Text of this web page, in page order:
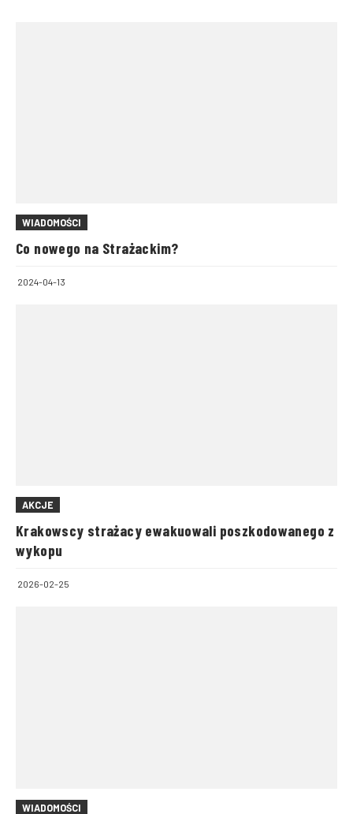
WIADOMOŚCI
Co nowego na Strażackim?
2024-04-13
AKCJE
Krakowscy strażacy ewakuowali poszkodowanego z
wykopu
2026-02-25
WIADOMOŚCI